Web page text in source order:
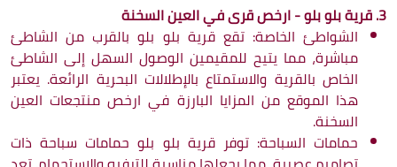
3. قرية بلو بلو - ارخص قرى في العين السخنة
الشواطئ الخاصة: تقع قرية بلو بلو بالقرب من الشاطئ
مباشرة، مما يتيح للمقيمين الوصول السهل إلى الشاطئ
الخاص بالقرية والاستمتاع بالإطلالات البحرية الرائعة. يعتبر
هذا الموقع من المزايا البارزة في ارخص منتجعات العين
السخنة.
حمامات السباحة: توفر قرية بلو بلو حمامات سباحة ذات